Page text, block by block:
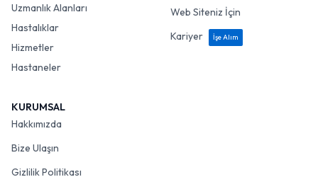
Uzmanlık Alanları
Hastalıklar
Hizmetler
Hastaneler
Web Siteniz İçin
Kariyer
İşe Alım
KURUMSAL
Hakkımızda
Bize Ulaşın
Gizlilik Politikası